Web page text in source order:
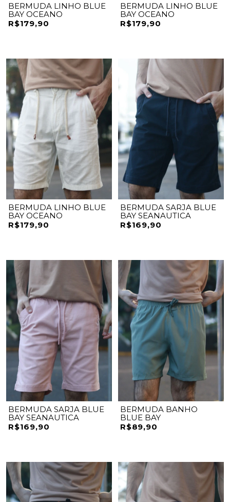
BERMUDA LINHO BLUE
BAY OCEANO
R$179,90
BERMUDA LINHO BLUE
BAY OCEANO
R$179,90
BERMUDA LINHO BLUE
BAY OCEANO
R$179,90
BERMUDA SARJA BLUE
BAY SEANAUTICA
R$169,90
BERMUDA SARJA BLUE
BAY SEANAUTICA
R$169,90
BERMUDA BANHO
BLUE BAY
R$89,90